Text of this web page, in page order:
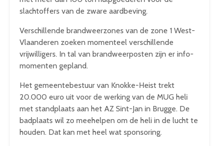
slachtoffers van de zware aardbeving.
Verschillende brandweerzones van de zone 1 West-
Vlaanderen zoeken momenteel verschillende
vrijwilligers. In tal van brandweerposten zijn er info-
momenten gepland.
Het gemeentebestuur van Knokke-Heist trekt
20.000 euro uit voor de werking van de MUG heli
met standplaats aan het AZ Sint-Jan in Brugge. De
badplaats wil zo meehelpen om de heli in de lucht te
houden. Dat kan met heel wat sponsoring.